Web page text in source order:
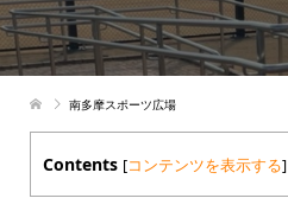
南多摩スポーツ広場
Contents [コンテンツを表示する]